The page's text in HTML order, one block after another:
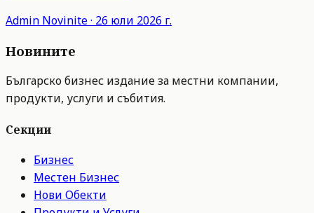
Admin Novinite· 26 юли 2026 г.
Новините
Българско бизнес издание за местни компании,
продукти, услуги и събития.
Секции
Бизнес
Местен Бизнес
Нови Обекти